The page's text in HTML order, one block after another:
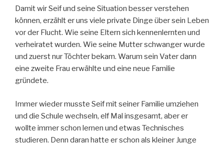
Damit wir Seif und seine Situation besser verstehen
können, erzählt er uns viele private Dinge über sein Leben
vor der Flucht. Wie seine Eltern sich kennenlernten und
verheiratet wurden. Wie seine Mutter schwanger wurde
und zuerst nur Töchter bekam. Warum sein Vater dann
eine zweite Frau erwählte und eine neue Familie
gründete.
Immer wieder musste Seif mit seiner Familie umziehen
und die Schule wechseln, elf Mal insgesamt, aber er
wollte immer schon lernen und etwas Technisches
studieren. Denn daran hatte er schon als kleiner Junge